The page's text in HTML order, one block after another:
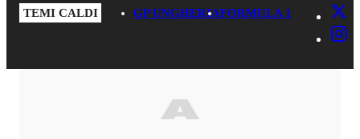
TEMI CALDI GP UNGHERIAFORMULA 1